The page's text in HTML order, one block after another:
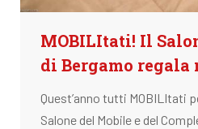
MOBILItati! Il
di Bergamo regala
Quest’anno tutti MOBILItati
Salone del Mobile e del